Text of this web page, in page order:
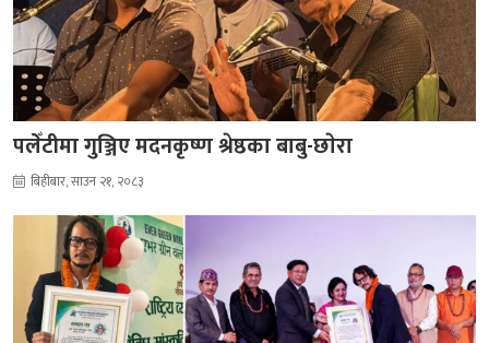
पलेँटीमा गुञ्जिए मदनकृष्ण श्रेष्ठका बाबु-छाेरा
बिहीबार, साउन २१, २०८३